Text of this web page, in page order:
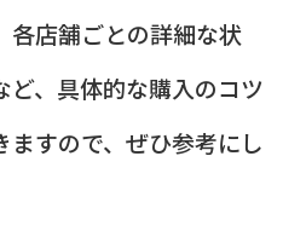
各店舗ごとの詳細な状
、具体的な購入のコツ
すので、ぜひ参考にし